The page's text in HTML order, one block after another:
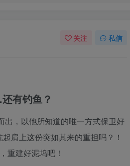
关注 私信
有钓鱼？
出，以他所知道的唯一方式保卫好
肩上这份突如其来的重担吗？！
重建好泥坞吧！